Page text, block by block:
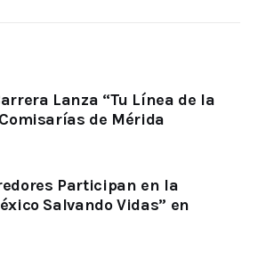
Lanza “Tu Línea de la
de Mérida
Participan en la
Salvando Vidas” en